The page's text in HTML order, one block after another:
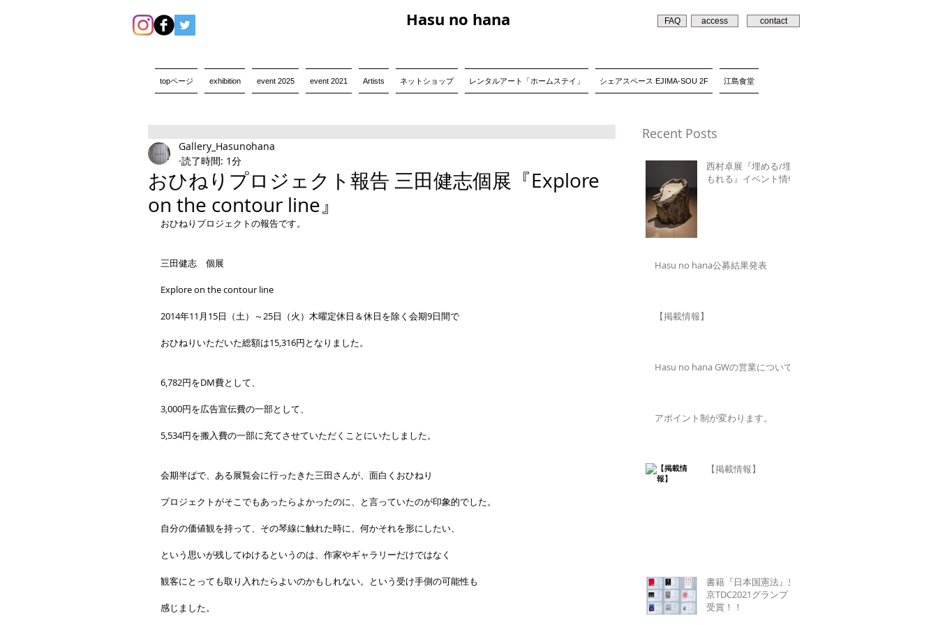
Hasu no hana FAQ access contact
topページ exhibition event 2025 event 2021 Artists ネットショップ レンタルアート「ホームステイ」 シェアスペース EJIMA-SOU 2F 江島食堂
おひねりプロジェクト報告 三田健志個展『Explore
on the contour line』
Gallery_Hasunohana
読了時間: 1分
おひねりプロジェクトの報告です。
三田健志　個展
Explore on the contour line
2014年11月15日（土）～25日（火）木曜定休日＆休日を除く会期9日間で
おひねりいただいた総額は15,316円となりました。
6,782円をDM費として、
3,000円を広告宣伝費の一部として、
5,534円を搬入費の一部に充てさせていただくことにいたしました。
会期半ばで、ある展覧会に行ったきた三田さんが、面白くおひねり
プロジェクトがそこでもあったらよかったのに、と言っていたのが印象的でした。
自分の価値観を持って、その琴線に触れた時に、何かそれを形にしたい、
という思いが残してゆけるというのは、作家やギャラリーだけではなく
観客にとっても取り入れたらよいのかもしれない。という受け手側の可能性も
感じました。
Recent Posts
西村卓展『埋める/埋
もれる』イベント情報
Hasu no hana公募結果発表
【掲載情報】
Hasu no hana GWの営業について
アポイント制が変わります。
【掲載情報】
書籍『日本国憲法』東
京TDC2021グランプリ
受賞！！